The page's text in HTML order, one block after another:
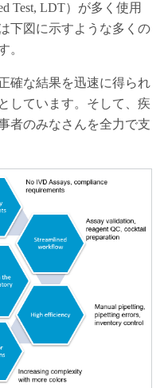
Test, LDT）が多く使用
下図に示すような多くの
。
確な結果を迅速に得られ
しています。そして、疾
者のみなさんを全力で支